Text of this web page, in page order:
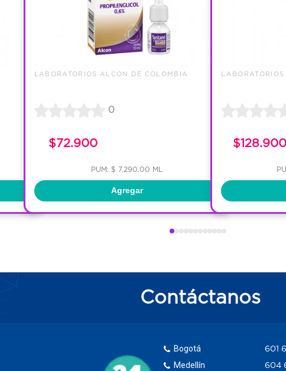
LABORATORIOS ALCON DE COLOMBIA
0
$72.900
PUM: $ 7,290.00 ML
Agregar
$128.900
Contáctanos
Bogotá
Medellín
601
604